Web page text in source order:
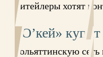
Ритейлеры хотят
«О’кей»
Тольяттинскую